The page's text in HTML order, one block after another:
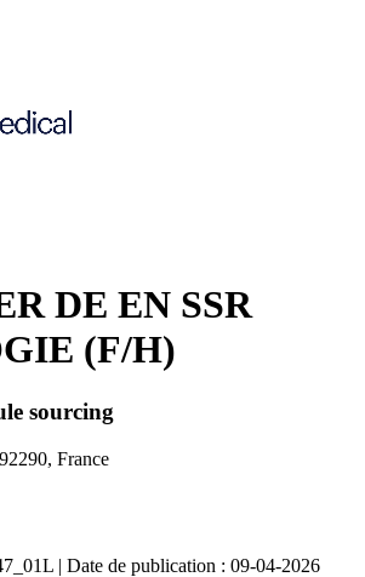
DE EN SSR
(F/H)
sourcing
France
| Date de publication : 09-04-2026